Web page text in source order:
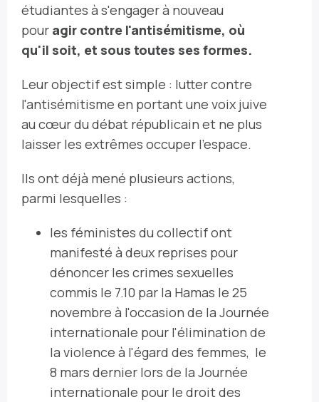
étudiantes à s'engager à nouveau
pour agir contre l'antisémitisme, où
qu'il soit, et sous toutes ses formes.
Leur objectif est simple : lutter contre
l'antisémitisme en portant une voix juive
au cœur du débat républicain et ne plus
laisser les extrêmes occuper l'espace.
Ils ont déjà mené plusieurs actions,
parmi lesquelles :
les féministes du collectif ont
manifesté à deux reprises pour
dénoncer les crimes sexuelles
commis le 7.10 par la Hamas le 25
novembre à l'occasion de la Journée
internationale pour l'élimination de
la violence à l'égard des femmes, le
8 mars dernier lors de la Journée
internationale pour le droit des